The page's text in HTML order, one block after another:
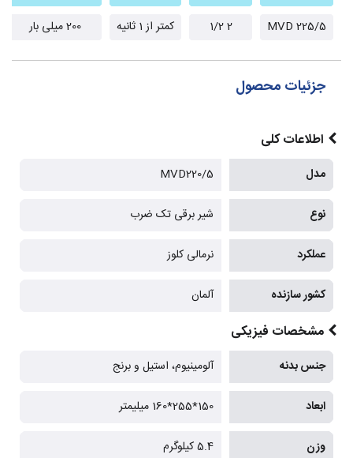
MVD 225/5
2 1/2 کمتر از 1 ثانیه 200 میلی بار
جزئیات محصول
اطلاعات کلی
مدل MVD220/5
نوع شیر برقی تک ضرب
عملکرد نرمالی کلوز
کشور سازنده آلمان
مشخصات فیزیکی
جنس بدنه آلومینیوم، استیل و برنج
ابعاد 150*255*160 میلیمتر
وزن 5.4 کیلوگرم